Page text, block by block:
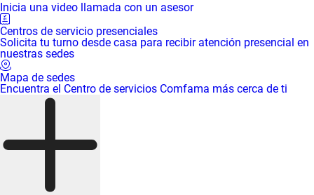
Inicia una video llamada con un asesor
Centros de servicio presenciales
Solicita tu turno desde casa para recibir atención presencial en
nuestras sedes
Mapa de sedes
Encuentra el Centro de servicios Comfama más cerca de ti